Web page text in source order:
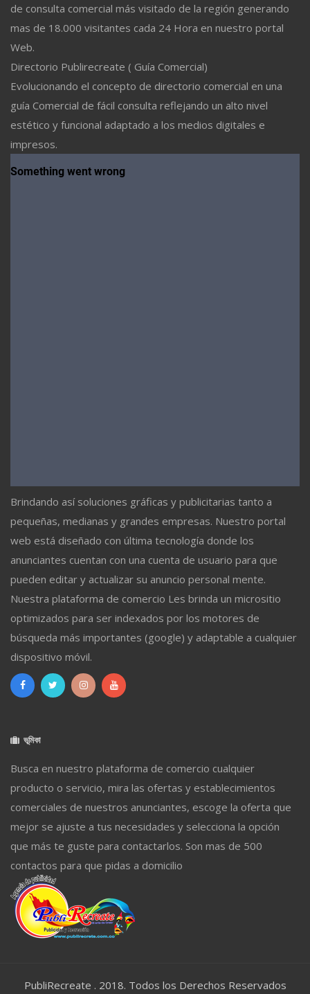
de consulta comercial más visitado de la región generando
mas de 18.000 visitantes cada 24 Hora en nuestro portal
Web.
Directorio Publirecreate ( Guía Comercial)
Evolucionando el concepto de directorio comercial en una
guía Comercial de fácil consulta reflejando un alto nivel
estético y funcional adaptado a los medios digitales e
impresos.
Brindando así soluciones gráficas y publicitarias tanto a
pequeñas, medianas y grandes empresas. Nuestro portal
web está diseñado con última tecnología donde los
anunciantes cuentan con una cuenta de usuario para que
pueden editar y actualizar su anuncio personal mente.
Nuestra plataforma de comercio Les brinda un micrositio
optimizados para ser indexados por los motores de
búsqueda más importantes (google) y adaptable a cualquier
dispositivo móvil.
ভূমিকা
Busca en nuestro plataforma de comercio cualquier
producto o servicio, mira las ofertas y establecimientos
comerciales de nuestros anunciantes, escoge la oferta que
mejor se ajuste a tus necesidades y selecciona la opción
que más te guste para contactarlos. Son mas de 500
contactos para que pidas a domicilio
PubliRecreate . 2018. Todos los Derechos Reservados